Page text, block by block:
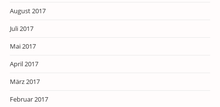
August 2017
Juli 2017
Mai 2017
April 2017
März 2017
Februar 2017